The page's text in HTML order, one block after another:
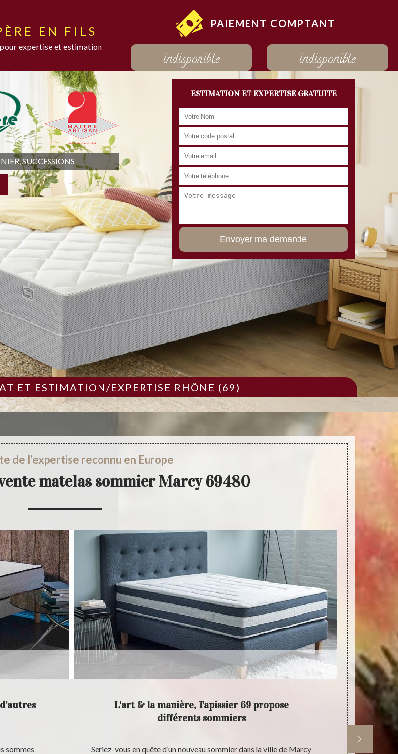
EN FILS
expertise et estimation
PAIEMENT COMPTANT
indisponible indisponible
SUCCESSIONS
ESTIMATION ET EXPERTISE GRATUITE
ET ESTIMATION/EXPERTISE RHÔNE (69)
de l'expertise reconnu en Europe
matelas sommier Marcy 69480
sommes
L'art & la manière, Tapissier 69 propose
différents sommiers
Seriez-vous en quête d’un nouveau sommier dans la ville de Marcy
L'art &